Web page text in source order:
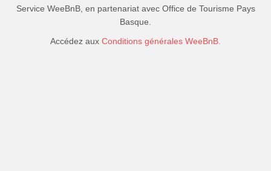
Service WeeBnB, en partenariat avec Office de Tourisme Pays
Basque
Accédez aux Conditions générales WeeBnB.